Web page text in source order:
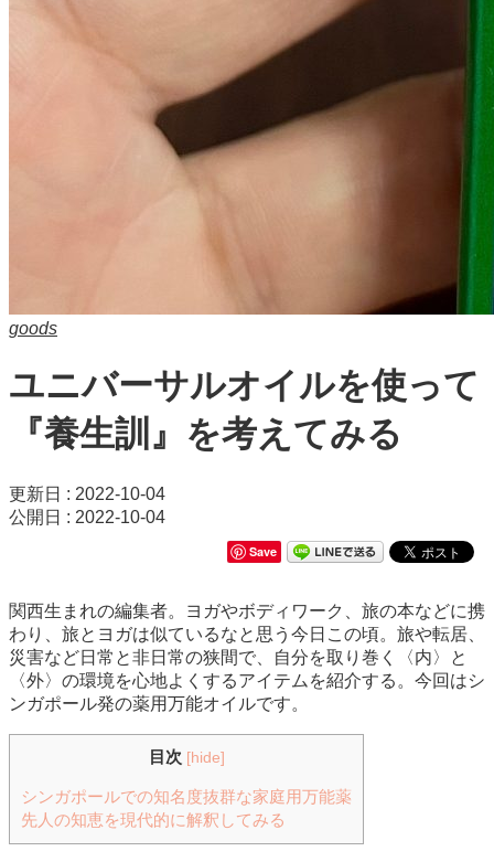
goods
ユニバーサルオイルを使って
『養生訓』を考えてみる
更新日 : 2022-10-04
公開日 : 2022-10-04
Save
関西生まれの編集者。ヨガやボディワーク、旅の本などに携
わり、旅とヨガは似ているなと思う今日この頃。旅や転居、
災害など日常と非日常の狭間で、自分を取り巻く〈内〉と
〈外〉の環境を心地よくするアイテムを紹介する。今回はシ
ンガポール発の薬用万能オイルです。
目次 [hide]
シンガポールでの知名度抜群な家庭用万能薬
先人の知恵を現代的に解釈してみる